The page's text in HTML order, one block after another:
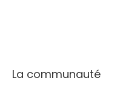
La communauté